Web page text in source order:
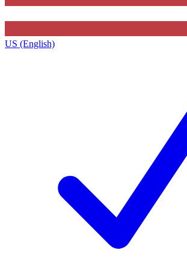
US (English)